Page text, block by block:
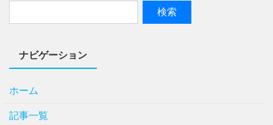
ナビゲーション
ホーム
記事一覧